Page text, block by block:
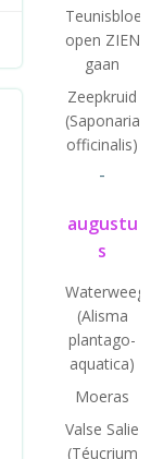
open ZIEN
gaan
Zeepkruid
(Saponaria
officinalis)
-
augustu
s
(Alisma
plantago-
aquatica)
Moeras
Valse Salie
(Téucrium